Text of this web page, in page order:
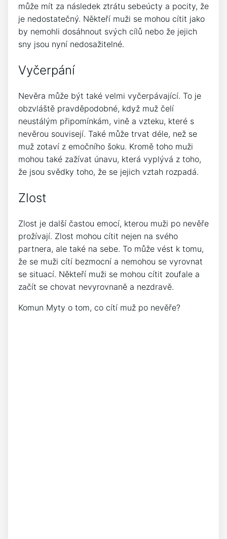
může mít za následek ztrátu sebeúcty a pocity, že
je nedostatečný. Někteří muži se mohou cítit jako
by nemohli dosáhnout svých cílů nebo že jejich
sny jsou nyní nedosažitelné.
Vyčerpání
Nevěra může být také velmi vyčerpávající. To je
obzvláště pravděpodobné, když muž čelí
neustálým připomínkám, vině a vzteku, které s
nevěrou souvisejí. Také může trvat déle, než se
muž zotaví z emočního šoku. Kromě toho muži
mohou také zažívat únavu, která vyplývá z toho,
že jsou svědky toho, že se jejich vztah rozpadá.
Zlost
Zlost je další častou emocí, kterou muži po nevěře
prožívají. Zlost mohou cítit nejen na svého
partnera, ale také na sebe. To může vést k tomu,
že se muži cítí bezmocní a nemohou se vyrovnat
se situací. Někteří muži se mohou cítit zoufale a
začít se chovat nevyrovnaně a nezdravě.
Komun Myty o tom, co cítí muž po nevěře?